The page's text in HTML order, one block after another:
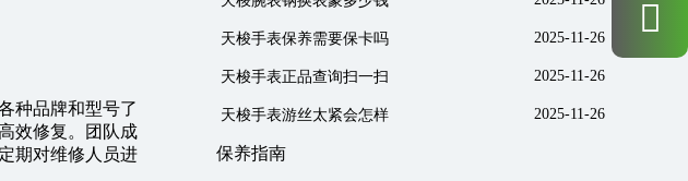
种品牌和型号了
效修复。团队成
期对维修人员进
天梭手表保养需要保卡吗 2025-11-26
天梭手表正品查询扫一扫 2025-11-26
天梭手表游丝太紧会怎样 2025-11-26
保养指南